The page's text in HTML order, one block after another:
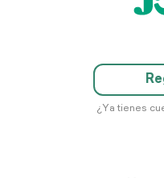
¿Ya tienes